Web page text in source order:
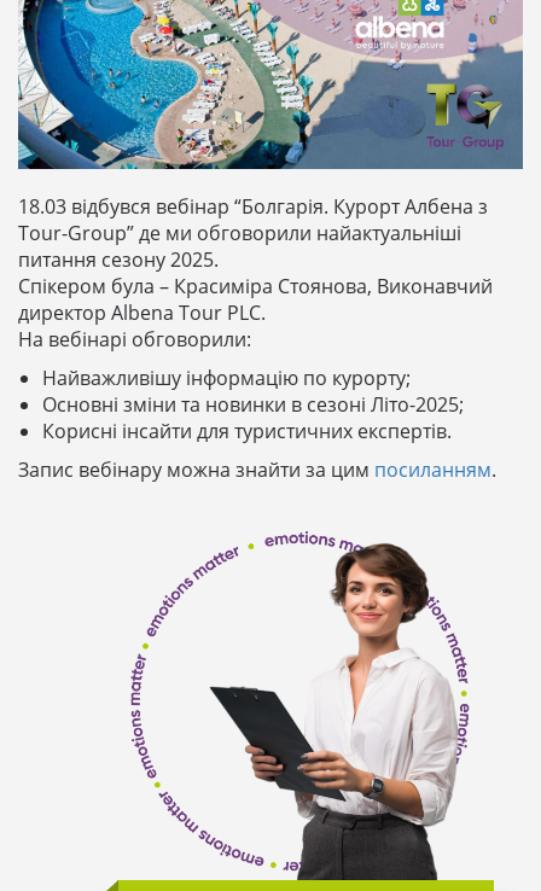
18.03 відбувся вебінар “Болгарія. Курорт Албена з
Tour-Group” де ми обговорили найактуальніші
питання сезону 2025.
Спікером була – Красиміра Стоянова, Виконавчий
директор Albena Tour PLC.
На вебінарі обговорили:
Найважливішу інформацію по курорту;
Основні зміни та новинки в сезоні Літо-2025;
Корисні інсайти для туристичних експертів.
Запис вебінару можна знайти за цим посиланням.